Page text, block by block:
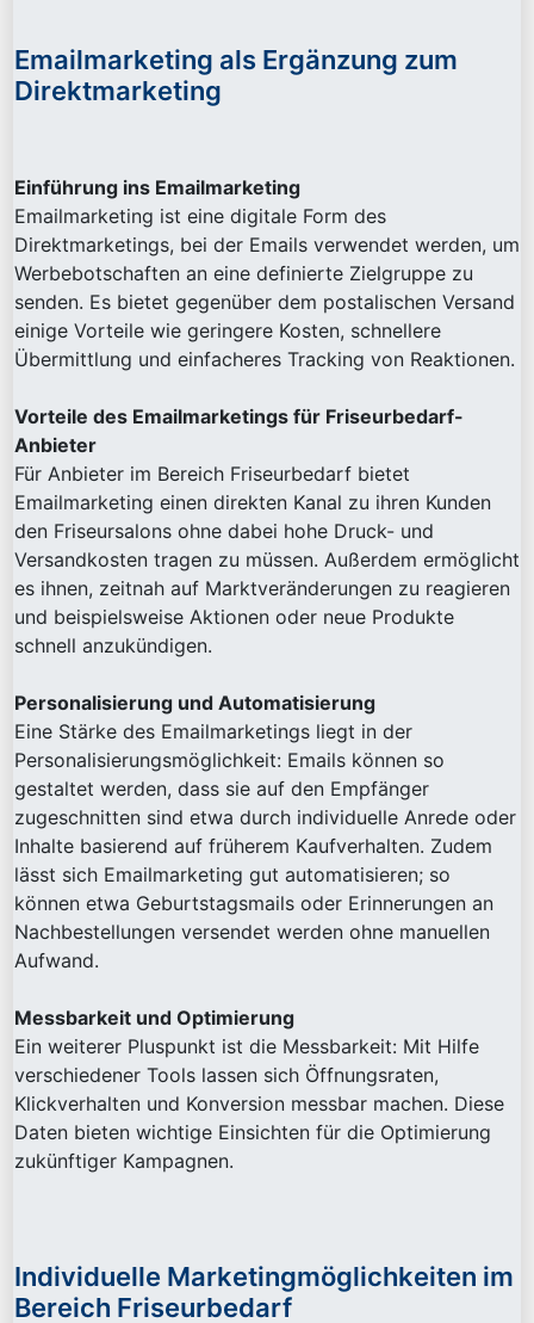
Emailmarketing als Ergänzung zum
Direktmarketing
Einführung ins Emailmarketing
Emailmarketing ist eine digitale Form des
Direktmarketings, bei der Emails verwendet werden, um
Werbebotschaften an eine definierte Zielgruppe zu
senden. Es bietet gegenüber dem postalischen Versand
einige Vorteile wie geringere Kosten, schnellere
Übermittlung und einfacheres Tracking von Reaktionen.
Vorteile des Emailmarketings für Friseurbedarf-
Anbieter
Für Anbieter im Bereich Friseurbedarf bietet
Emailmarketing einen direkten Kanal zu ihren Kunden
den Friseursalons ohne dabei hohe Druck- und
Versandkosten tragen zu müssen. Außerdem ermöglicht
es ihnen, zeitnah auf Marktveränderungen zu reagieren
und beispielsweise Aktionen oder neue Produkte
schnell anzukündigen.
Personalisierung und Automatisierung
Eine Stärke des Emailmarketings liegt in der
Personalisierungsmöglichkeit: Emails können so
gestaltet werden, dass sie auf den Empfänger
zugeschnitten sind etwa durch individuelle Anrede oder
Inhalte basierend auf früherem Kaufverhalten. Zudem
lässt sich Emailmarketing gut automatisieren; so
können etwa Geburtstagsmails oder Erinnerungen an
Nachbestellungen versendet werden ohne manuellen
Aufwand.
Messbarkeit und Optimierung
Ein weiterer Pluspunkt ist die Messbarkeit: Mit Hilfe
verschiedener Tools lassen sich Öffnungsraten,
Klickverhalten und Konversion messbar machen. Diese
Daten bieten wichtige Einsichten für die Optimierung
zukünftiger Kampagnen.
Individuelle Marketingmöglichkeiten im
Bereich Friseurbedarf